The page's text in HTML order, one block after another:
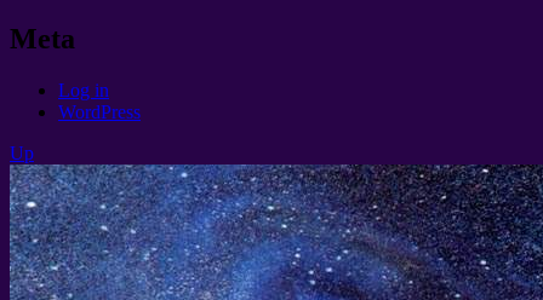
Meta
Log in
WordPress
Up